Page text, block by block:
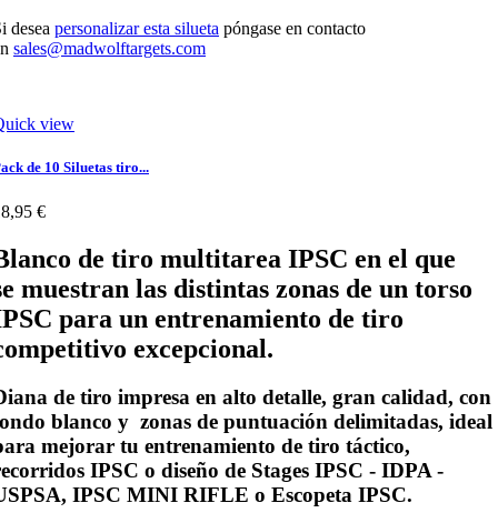
desea personalizar esta silueta póngase en contacto
sales@madwolftargets.com
view
de 10 Siluetas tiro...
€
de tiro multitarea IPSC en el que
muestran las distintas zonas de un torso
para un entrenamiento de tiro
excepcional.
de tiro impresa en alto detalle, gran calidad, con
blanco y zonas de puntuación delimitadas, ideal
mejorar tu entrenamiento de tiro táctico,
IPSC o diseño de Stages IPSC - IDPA -
IPSC MINI RIFLE o Escopeta IPSC.